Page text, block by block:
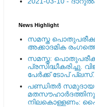
News Highlight
സമസ്ത
അക്കാദമിക
സമസ്ത:
പ്രസിദ്ധീകരിച്ചു.
പേര്‍ക്ക് ടോപ് പ്ലസ്.
പണ്ഡിതര്‍
നിലകൊള്ളണം: